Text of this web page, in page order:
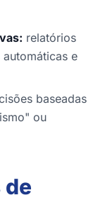
relatórios
e
baseadas
ou
de